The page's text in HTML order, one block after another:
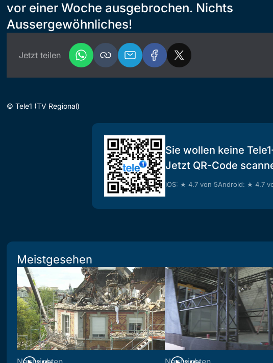
vor einer Woche ausgebrochen. Nichts
Aussergewöhnliches!
Jetzt teilen
© Tele1 (TV Regional)
Sie wollen keine
Jetzt QR-Code
iOS: ★ 4.7 von 5Android: ★ 4.7
Meistgesehen